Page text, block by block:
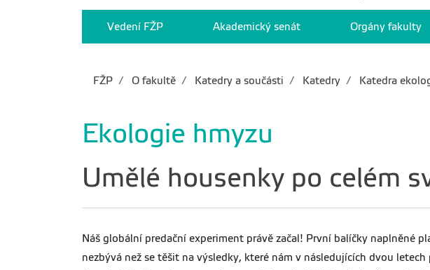
Vedení FŽP Akademický senát Orgány fakulty
FŽP O fakultě Katedry a součásti Katedry Katedra
Ekologie hmyzu
Umělé housenky po celém
Náš globální predační experiment právě začal! První balíčky naplněné
nezbývá než se těšit na výsledky, které nám v následujících dvou